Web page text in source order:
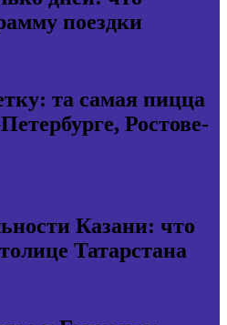
поездки
та самая пицца
Ростове-
Казани: что
Татарстана